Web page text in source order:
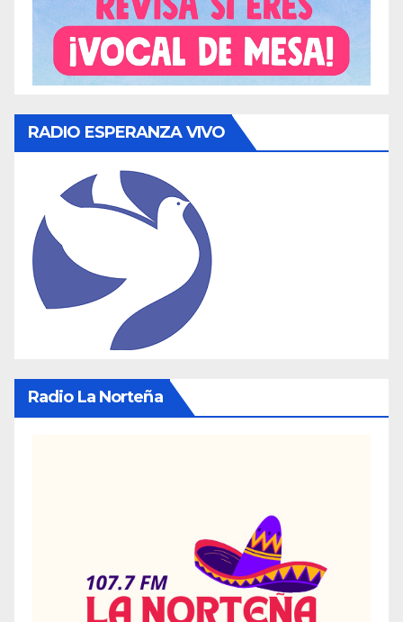
RADIO ESPERANZA VIVO
Radio La Norteña